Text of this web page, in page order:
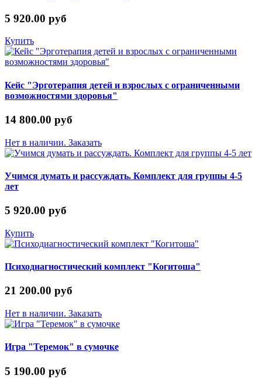
5 920.00 руб
Купить
Кейс "Эрготерапия детей и взрослых с ограниченными
возможностями здоровья"
14 800.00 руб
Нет в наличии. Заказать
Учимся думать и рассуждать. Комплект для группы 4-5
лет
5 920.00 руб
Купить
Психодиагностический комплект "Когитоша"
21 200.00 руб
Нет в наличии. Заказать
Игра "Теремок" в сумочке
5 190.00 руб